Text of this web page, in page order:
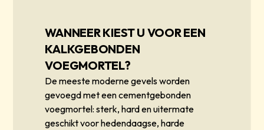
WANNEER KIEST U VOOR EEN
KALKGEBONDEN
VOEGMORTEL?
De meeste moderne gevels worden
gevoegd met een cementgebonden
voegmortel: sterk, hard en uitermate
geschikt voor hedendaagse, harde